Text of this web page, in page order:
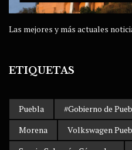
Las mejores y más actuales
ETIQUETAS
Puebla #Gobierno de
Morena
Volkswagen